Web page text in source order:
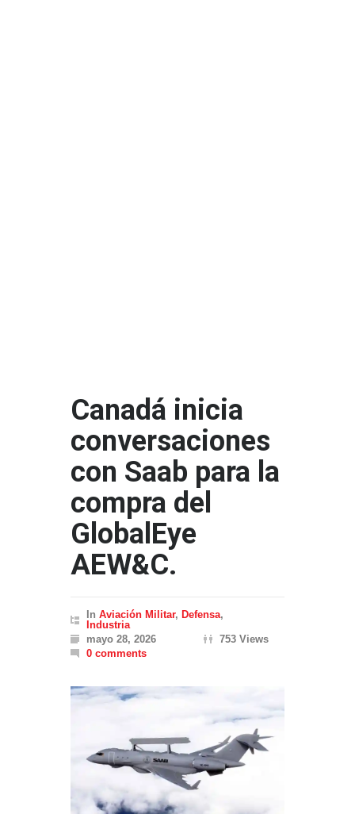
Canadá inicia
conversaciones
con Saab para la
compra del
GlobalEye
AEW&C.
In Aviación Militar, Defensa,
Industria
mayo 28, 2026
753 Views
0 comments